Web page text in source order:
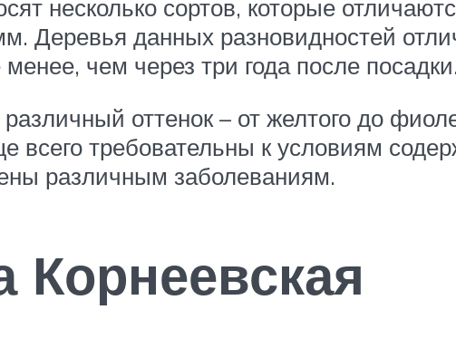
несколько сортов, которые
Деревья данных разновидностей
чем через три года после посадки.
оттенок – от желтого до
всего требовательны к условиям
различным заболеваниям.
Корнеевская